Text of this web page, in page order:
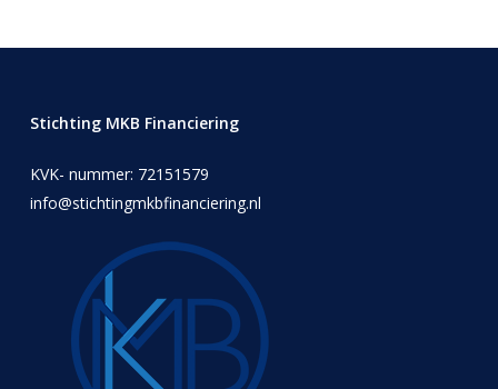
Stichting MKB Financiering
KVK- nummer: 72151579
info@stichtingmkbfinanciering.nl